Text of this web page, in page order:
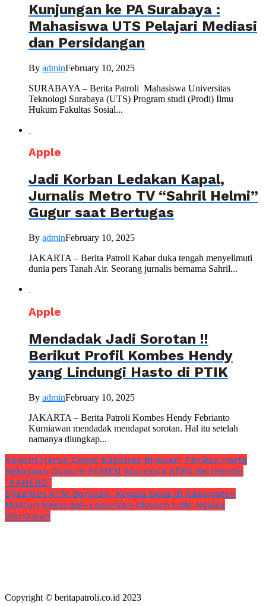
Kunjungan ke PA Surabaya :
Mahasiswa UTS Pelajari Mediasi
dan Persidangan
By adminFebruary 10, 2025
SURABAYA – Berita Patroli Mahasiswa Universitas
Teknologi Surabaya (UTS) Program studi (Prodi) Ilmu
Hukum Fakultas Sosial...
Apple
Jadi Korban Ledakan Kapal,
Jurnalis Metro TV “Sahril Helmi”
Gugur saat Bertugas
By adminFebruary 10, 2025
JAKARTA – Berita Patroli Kabar duka tengah menyelimuti
dunia pers Tanah Air. Seorang jurnalis bernama Sahril...
Apple
Mendadak Jadi Sorotan !!
Berikut Profil Kombes Hendy
yang Lindungi Hasto di PTIK
By adminFebruary 10, 2025
JAKARTA – Berita Patroli Kombes Hendy Febrianto
Kurniawan mendadak mendapat sorotan. Hal itu setelah
namanya diungkap...
Kapolri Harus Copot Kapolres Bireuen, Periksa Harta
Kekayaan Oknum PAMEN Alumnus SEPA Bermental
“KANEBO”
Dijadikan ATM Berjalan, Kepala Desa di Kabupaten
Madiun Kesal dan Laporkan Oknum LSM Ngaku
Wartawan
Copyright © beritapatroli.co.id 2023